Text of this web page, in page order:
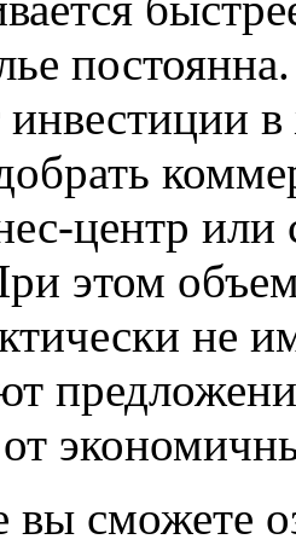
инвестиции
центр
этом
не
от
вы сможете